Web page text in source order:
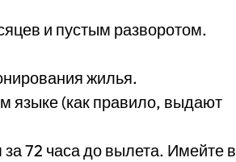
и пустым разворотом.
жилья.
языке (как правило, выдают
72 часа до вылета. Имейте в